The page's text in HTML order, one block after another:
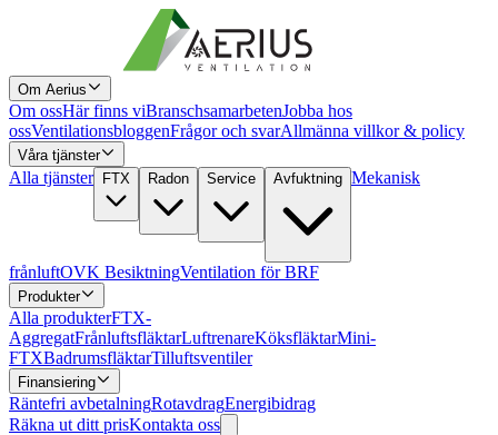
Om Aerius
Om ossHär finns viBranschsamarbetenJobba hos
ossVentilationsbloggenFrågor och svarAllmänna villkor & policy
Våra tjänster
Alla tjänster FTX Radon Service Avfuktning Mekanisk
frånluftOVK BesiktningVentilation för BRF
Produkter
Alla produkterFTX-
AggregatFrånluftsfläktarLuftrenareKöksfläktarMini-
FTXBadrumsfläktarTilluftsventiler
Finansiering
Räntefri avbetalningRotavdragEnergibidrag
Räkna ut ditt prisKontakta oss